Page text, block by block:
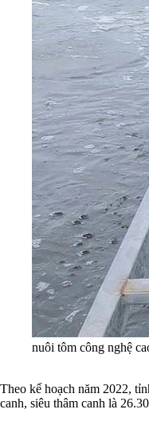
nuôi tôm công nghệ
Theo kế hoạch năm 2022,
canh, siêu thâm canh là